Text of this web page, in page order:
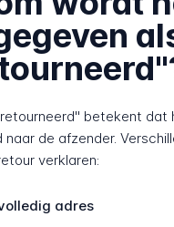
betekent dat
de afzender.
verklaren:
adres